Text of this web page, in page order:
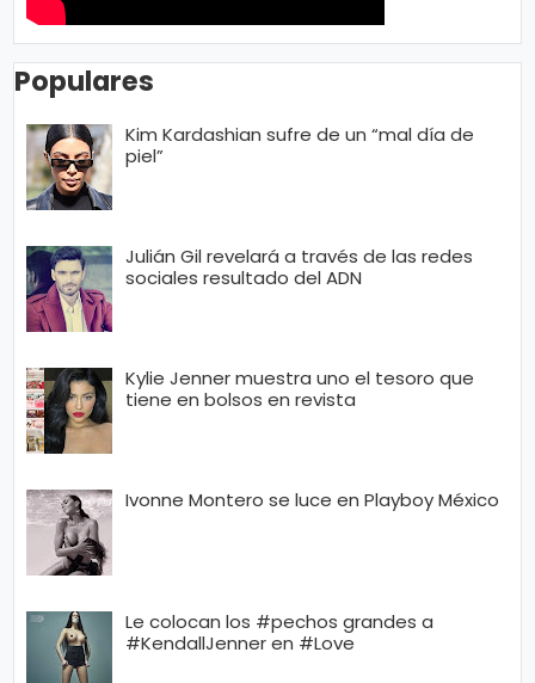
Populares
Kim Kardashian sufre de un “mal día de
piel”
Julián Gil revelará a través de las redes
sociales resultado del ADN
Kylie Jenner muestra uno el tesoro que
tiene en bolsos en revista
Ivonne Montero se luce en Playboy México
Le colocan los #pechos grandes a
#KendallJenner en #Love